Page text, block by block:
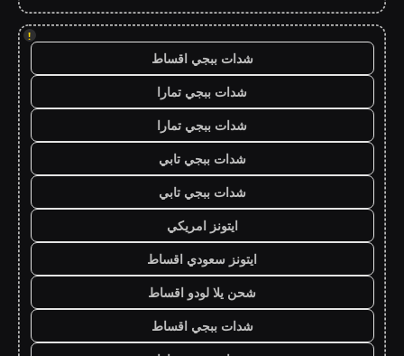
!
شدات ببجي اقساط
شدات ببجي تمارا
شدات ببجي تمارا
شدات ببجي تابي
شدات ببجي تابي
ايتونز امريكي
ايتونز سعودي اقساط
شحن يلا لودو اقساط
شدات ببجي اقساط